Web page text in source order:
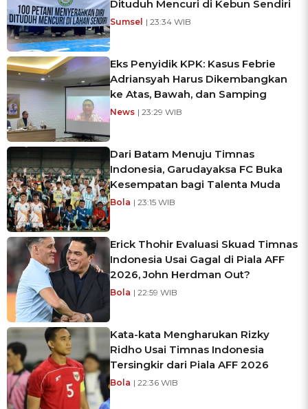
Dituduh Mencuri di Kebun Sendiri
Sumsel | 23:34 WIB
Eks Penyidik KPK: Kasus Febrie
Adriansyah Harus Dikembangkan
ke Atas, Bawah, dan Samping
News | 23:29 WIB
Dari Batam Menuju Timnas
Indonesia, Garudayaksa FC Buka
Kesempatan bagi Talenta Muda
Bola | 23:15 WIB
Erick Thohir Evaluasi Skuad Timnas
Indonesia Usai Gagal di Piala AFF
2026, John Herdman Out?
Bola | 22:59 WIB
Kata-kata Mengharukan Rizky
Ridho Usai Timnas Indonesia
Tersingkir dari Piala AFF 2026
Bola | 22:36 WIB